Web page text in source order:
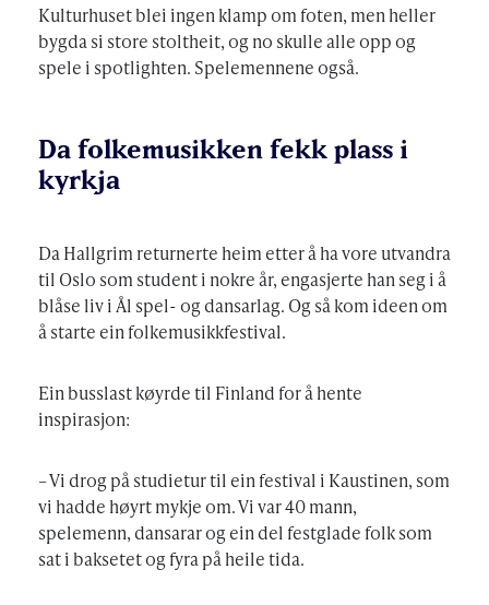
Kulturhuset blei ingen klamp om foten, men heller
bygda si store stoltheit, og no skulle alle opp og
spele i spotlighten. Spelemennene også.
Da folkemusikken fekk plass i
kyrkja
Da Hallgrim returnerte heim etter å ha vore utvandra
til Oslo som student i nokre år, engasjerte han seg i å
blåse liv i Ål spel- og dansarlag. Og så kom ideen om
å starte ein folkemusikkfestival.
Ein busslast køyrde til Finland for å hente
inspirasjon:
– Vi drog på studietur til ein festival i Kaustinen, som
vi hadde høyrt mykje om. Vi var 40 mann,
spelemenn, dansarar og ein del festglade folk som
sat i baksetet og fyra på heile tida.